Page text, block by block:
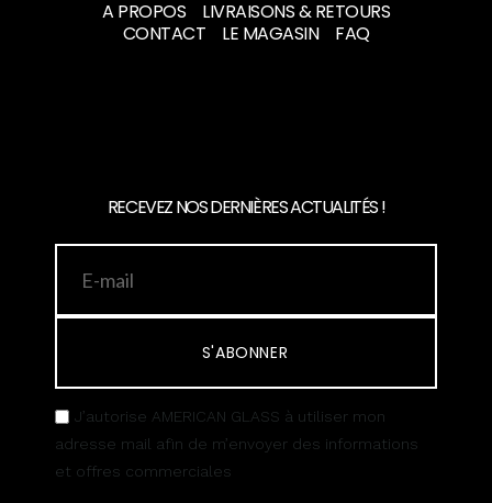
A PROPOS
LIVRAISONS & RETOURS
CONTACT
LE MAGASIN FAQ
RECEVEZ NOS DERNIÈRES ACTUALITÉS !
S'ABONNER
J’autorise AMERICAN GLASS à utiliser mon
adresse mail afin de m’envoyer des informations
et offres commerciales